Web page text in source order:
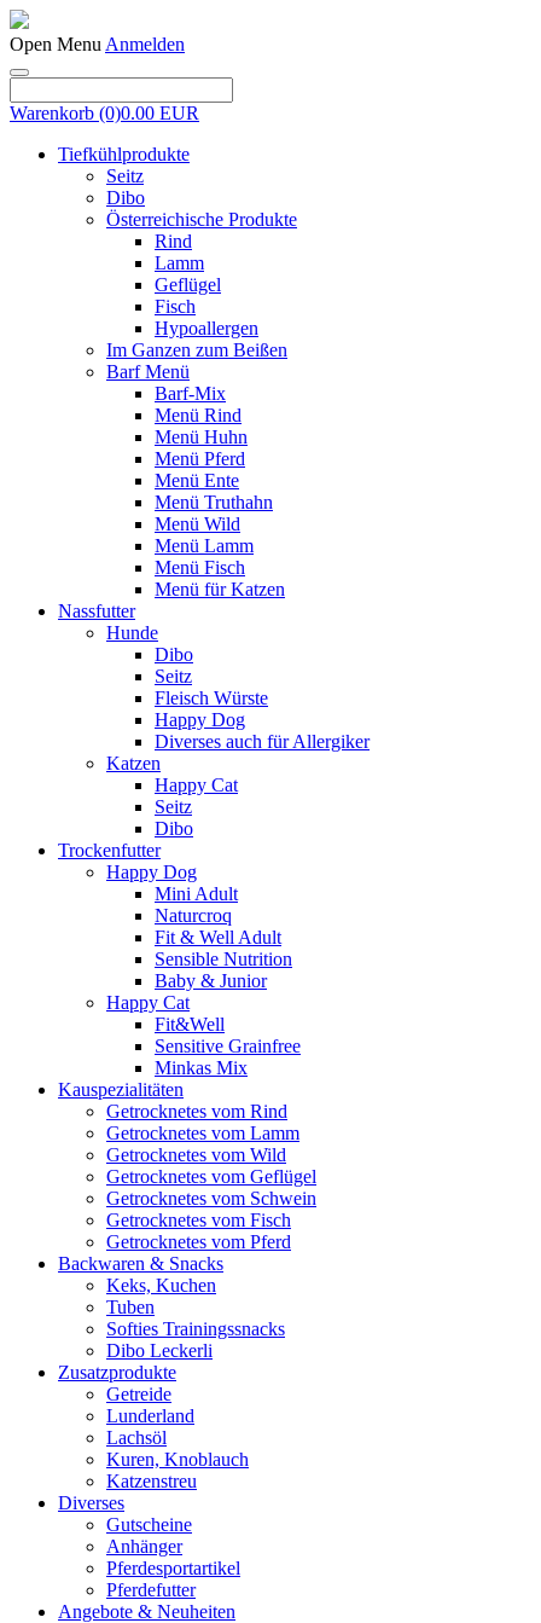
Open Menu Anmelden
Warenkorb (0)0.00 EUR
Tiefkühlprodukte
Seitz
Dibo
Österreichische Produkte
Rind
Lamm
Geflügel
Fisch
Hypoallergen
Im Ganzen zum Beißen
Barf Menü
Barf-Mix
Menü Rind
Menü Huhn
Menü Pferd
Menü Ente
Menü Truthahn
Menü Wild
Menü Lamm
Menü Fisch
Menü für Katzen
Nassfutter
Hunde
Dibo
Seitz
Fleisch Würste
Happy Dog
Diverses auch für Allergiker
Katzen
Happy Cat
Seitz
Dibo
Trockenfutter
Happy Dog
Mini Adult
Naturcroq
Fit & Well Adult
Sensible Nutrition
Baby & Junior
Happy Cat
Fit&Well
Sensitive Grainfree
Minkas Mix
Kauspezialitäten
Getrocknetes vom Rind
Getrocknetes vom Lamm
Getrocknetes vom Wild
Getrocknetes vom Geflügel
Getrocknetes vom Schwein
Getrocknetes vom Fisch
Getrocknetes vom Pferd
Backwaren & Snacks
Keks, Kuchen
Tuben
Softies Trainingssnacks
Dibo Leckerli
Zusatzprodukte
Getreide
Lunderland
Lachsöl
Kuren, Knoblauch
Katzenstreu
Diverses
Gutscheine
Anhänger
Pferdesportartikel
Pferdefutter
Angebote & Neuheiten